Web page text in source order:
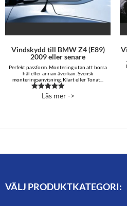
Vindskydd till BMW Z4 (E89)
2009 eller senare
Perfekt passform. Montering utan att borra
hål eller annan åverkan. Svensk
monteringsanvisning. Klart eller Tonat...
Betygsatt
Läs mer ->
VÄLJ PRODUKTKATEGORI: